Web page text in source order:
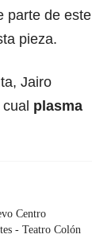
parte de este
pieza.
Jairo
plasma
Centro
- Teatro Colón